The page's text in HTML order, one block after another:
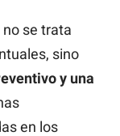
se trata
sino
y una
en los